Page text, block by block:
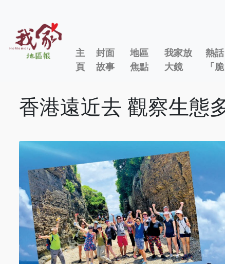
主
頁
封面
故事
地區
焦點
我家放
大鏡
熱話
「
香港遠近去 觀察生態